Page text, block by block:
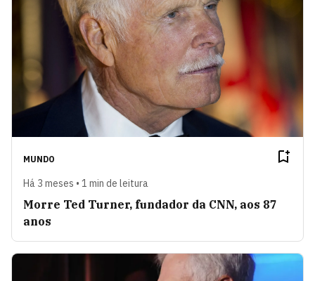
MUNDO
Há 3 meses • 1 min de leitura
Morre Ted Turner, fundador da CNN, aos 87
anos